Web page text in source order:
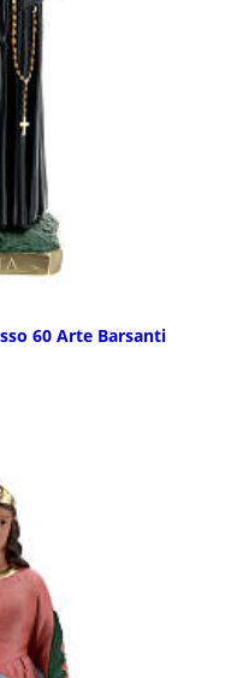
60 Arte Barsanti